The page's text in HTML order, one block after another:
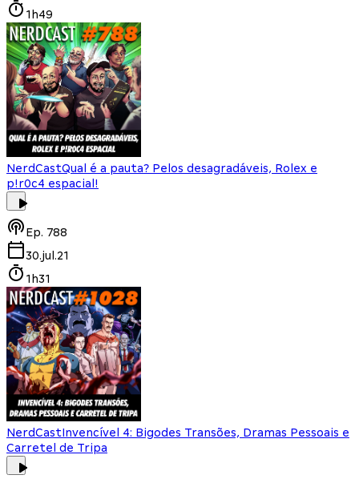
1h49
NerdCastQual é a pauta? Pelos desagradáveis, Rolex e
p!r0c4 espacial!
Ep. 788
30.jul.21
1h31
NerdCastInvencível 4: Bigodes Transões, Dramas Pessoais e
Carretel de Tripa